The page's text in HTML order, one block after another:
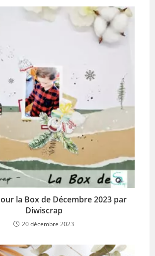
la Box de Décembre 2023 par
Diwiscrap
20 décembre 2023